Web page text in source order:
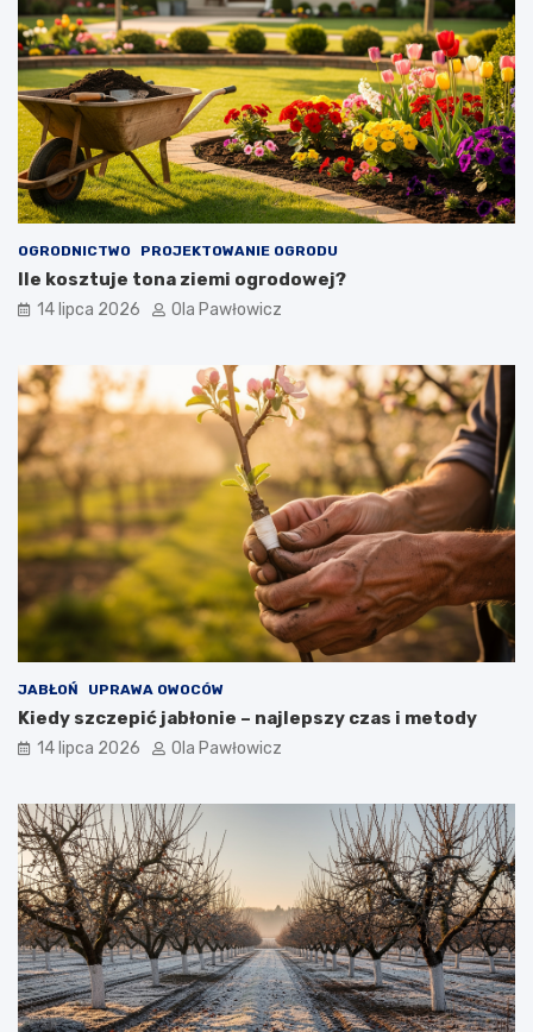
OGRODNICTWO PROJEKTOWANIE OGRODU
Ile kosztuje tona ziemi ogrodowej?
14 lipca 2026 Ola Pawłowicz
JABŁOŃ UPRAWA OWOCÓW
Kiedy szczepić jabłonie – najlepszy czas i metody
14 lipca 2026 Ola Pawłowicz